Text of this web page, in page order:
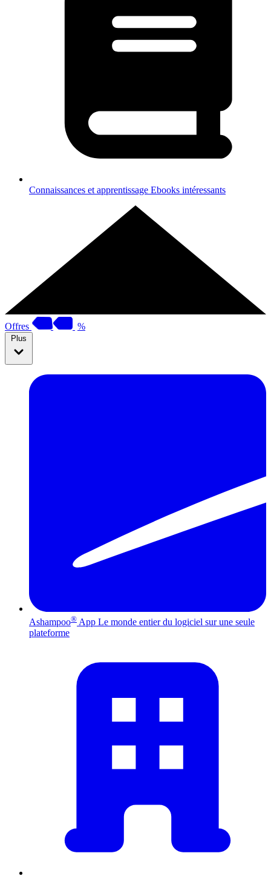
Connaissances et apprentissage Ebooks intéressants
Offres %
Plus
Ashampoo® App Le monde entier du logiciel sur une seule
plateforme